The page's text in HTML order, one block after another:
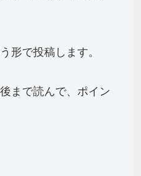
形で投稿します。
まで読んで、ポイン